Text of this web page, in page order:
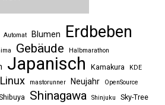
Automat Blumen Erdbeben
Gebäude Halbmarathon
Japanisch Kamakura KDE
Linux mastorunner Neujahr
OpenSource
Shinagawa Shinjuku Sky-Tree